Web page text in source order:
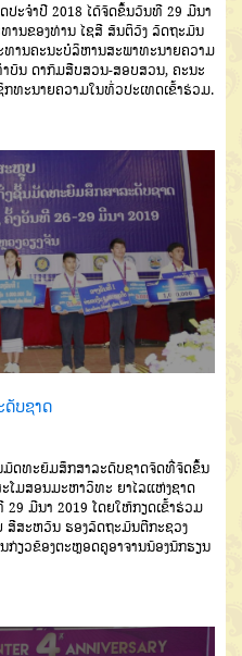
ະຈຳປີ 2018 ໄດ້ຈັດຂຶ້ນວັນທີ 29 ມີນາ
ານຂອງທ່ານ ໄຊສີ ສັນຕິວົງ ລັດຖະມົນ
ານຄະນະບໍລິຫານສະພາທະນາຍຄວາມ
ບັນ ດາກົມສືບສວນ-ສອບສວນ, ຄະນະ
ທະນາຍຄວາມໃນທົ່ວປະເທດເຂົ້າຮ່ວມ.
ດັບຊາດ
ນມັດທະຍົມສຶກສາລະດັບຊາດຈັດທີ່ຈັດຂຶ້ນ
ໂມສອນມະຫາວິທະ ຍາໄລແຫ່ງຊາດ
ມີນາ 2019 ໂດຍໃຫ້ກຽດເຂົ້າຮ່ວມ
ສີສະຫວັນ ຮອງລັດຖະມົນຕີກະຊວງ
ຽວຂ້ອງຕະຫຼອດຄູອາຈານນ້ອງນັກຮຽນ